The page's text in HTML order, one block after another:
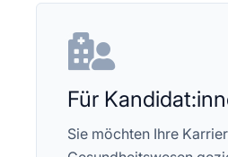

Für
Sie möchten Ihre